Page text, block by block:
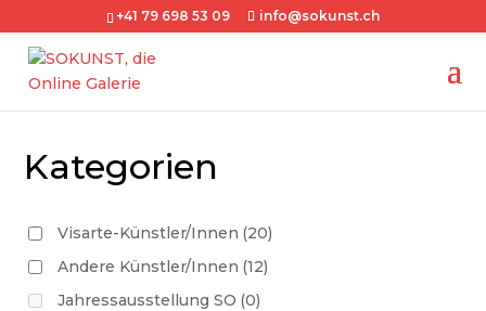
+41 79 698 53 09 info@sokunst.ch
Kategorien
Visarte-Künstler/Innen (20)
Andere Künstler/Innen (12)
Jahressausstellung SO (0)